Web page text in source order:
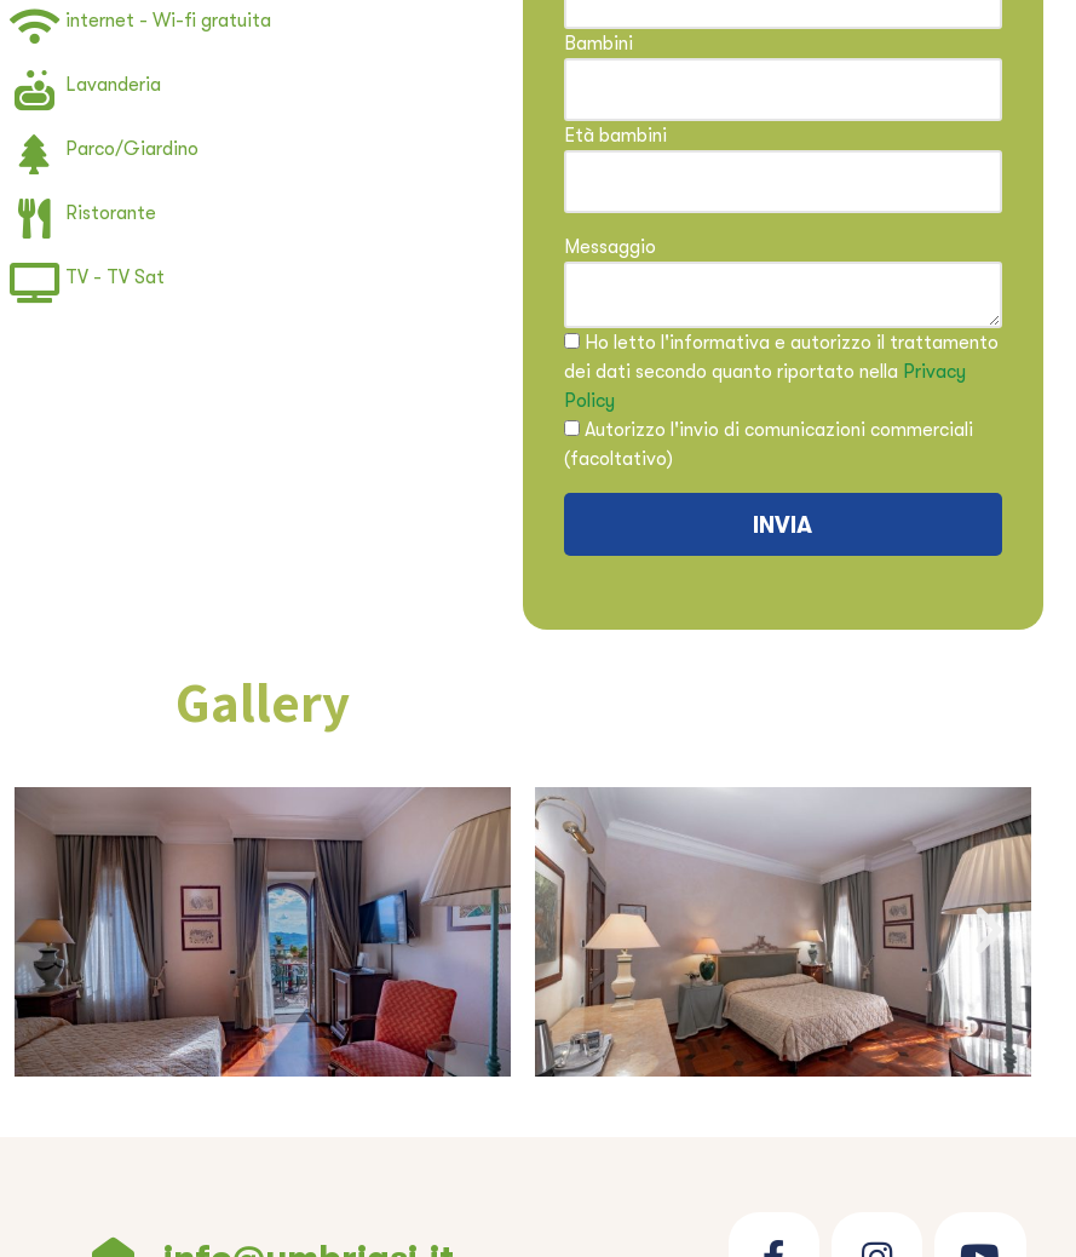
internet - Wi-fi gratuita
Lavanderia
Parco/Giardino
Ristorante
TV - TV Sat
Bambini
Età bambini
Messaggio
Ho letto l'informativa e autorizzo il trattamento
dei dati secondo quanto riportato nella Privacy
Policy
Autorizzo l'invio di comunicazioni commerciali
(facoltativo)
Gallery